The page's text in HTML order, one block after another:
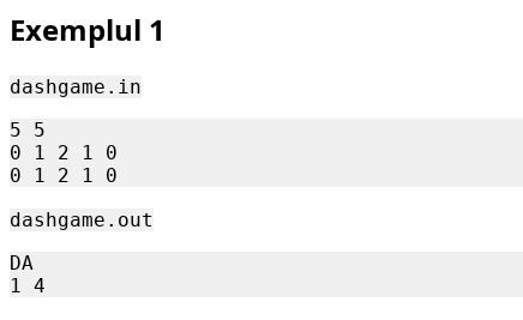
\cdot
\leq
000
Exemplul 1
dashgame.in
5 5
0 1 2 1 0
dashgame.out
DA